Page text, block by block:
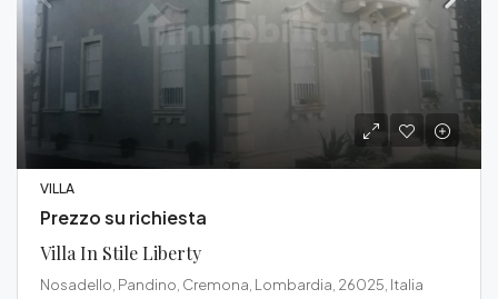
VILLA
Prezzo su richiesta
Villa In Stile Liberty
Nosadello, Pandino, Cremona, Lombardia, 26025, Italia